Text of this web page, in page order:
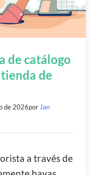
de catálogo
de
de 2026por Jan
a través de